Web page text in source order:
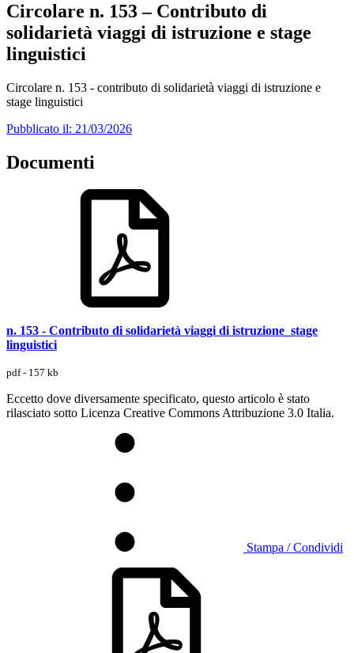
Circolare n. 153 – Contributo di
solidarietà viaggi di istruzione e stage
linguistici
Circolare n. 153 - contributo di solidarietà viaggi di istruzione e
stage linguistici
Pubblicato il: 21/03/2026
Documenti
n. 153 - Contributo di solidarietà viaggi di istruzione_stage
linguistici
pdf - 157 kb
Eccetto dove diversamente specificato, questo articolo è stato
rilasciato sotto Licenza Creative Commons Attribuzione 3.0 Italia.
Stampa / Condividi